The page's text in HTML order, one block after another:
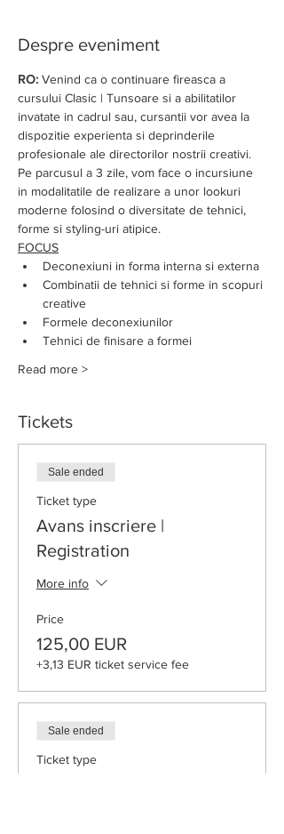
Despre eveniment
RO: Venind ca o continuare fireasca a
cursului Clasic | Tunsoare si a abilitatilor
invatate in cadrul sau, cursantii vor avea la
dispozitie experienta si deprinderile
profesionale ale directorilor nostrii creativi.
Pe parcusul a 3 zile, vom face o incursiune
in modalitatile de realizare a unor lookuri
moderne folosind o diversitate de tehnici,
forme si styling-uri atipice.
FOCUS
Deconexiuni in forma interna si externa
Combinatii de tehnici si forme in scopuri
creative
Formele deconexiunilor
Tehnici de finisare a formei
Read more >
Tickets
Sale ended
Ticket type
Avans inscriere |
Registration
More info
Price
125,00 EUR
+3,13 EUR ticket service fee
Sale ended
Ticket type